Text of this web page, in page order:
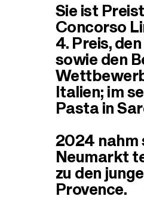
Sie ist
Concorso
4. Preis,
sowie den
Italien; im
Pasta in
2024 nahm
Neumarkt
zu den
Provence.